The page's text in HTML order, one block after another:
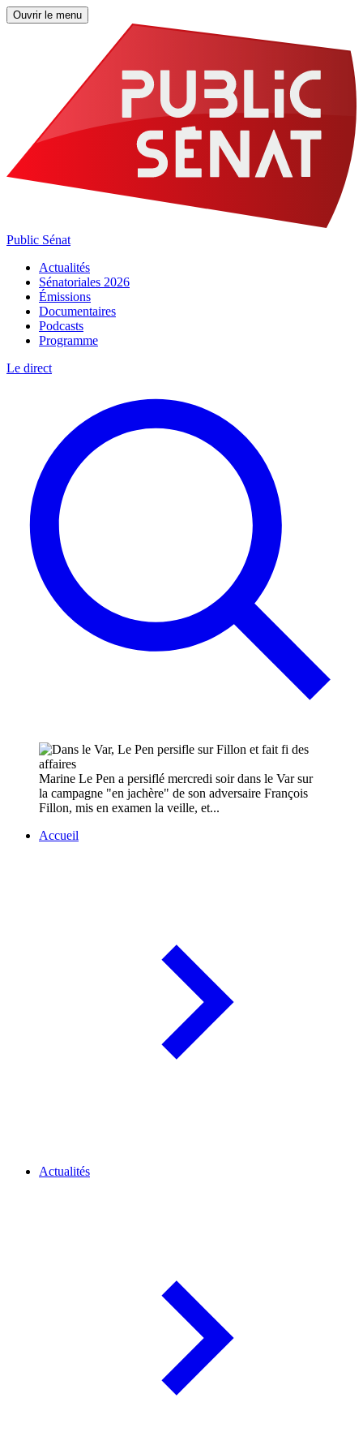
Ouvrir le menu
Public Sénat
Actualités
Sénatoriales 2026
Émissions
Documentaires
Podcasts
Programme
Le direct
Marine Le Pen a persiflé mercredi soir dans le Var sur
la campagne "en jachère" de son adversaire François
Fillon, mis en examen la veille, et...
Accueil
Actualités